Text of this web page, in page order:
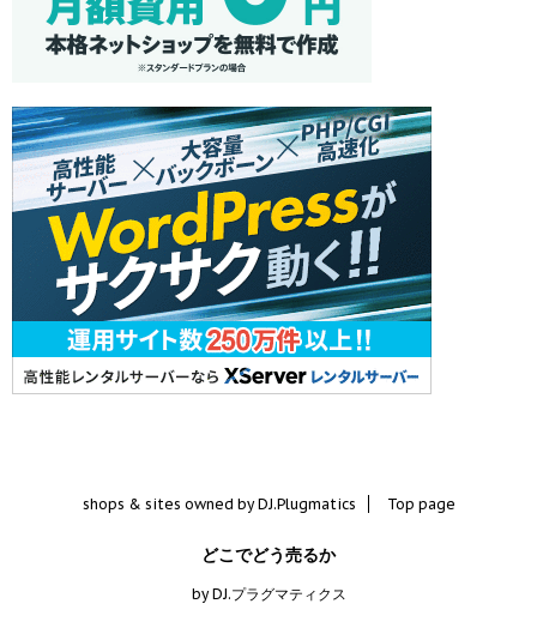
shops & sites owned by DJ.Plugmatics Top page
どこでどう売るか
by DJ.プラグマティクス